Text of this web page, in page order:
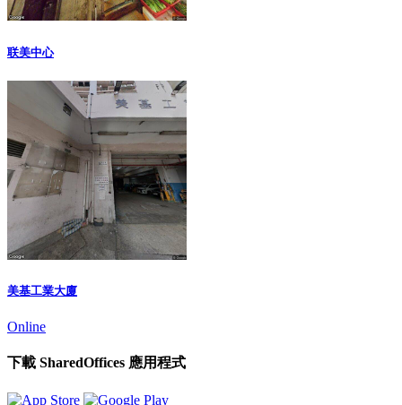
联美中心
美基工業大廈
Online
下載 SharedOffices 應用程式